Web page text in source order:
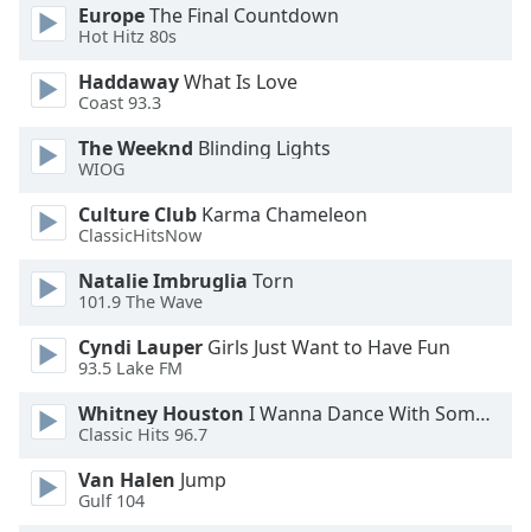
Background
Color
Opacity
Font
Size
Text
Edge
Style
EuropeThe Final Countdown
Hot Hitz 80s
HaddawayWhat Is Love
Coast 93.3
The Weeknd Blinding Lights
WIOG
Culture Club Karma Chameleon
ClassicHitsNow
Natalie Imbruglia Torn
101.9 The Wave
Cyndi Lauper Girls Just Want to Have Fun
93.5 Lake FM
Whitney Houston I Wanna Dance With Somebody
Classic Hits 96.7
Van Halen Jump
Gulf 104